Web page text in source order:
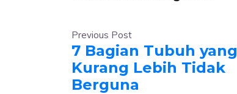
Previous Post
7 Bagian Tubuh yang
Kurang Lebih Tidak
Berguna